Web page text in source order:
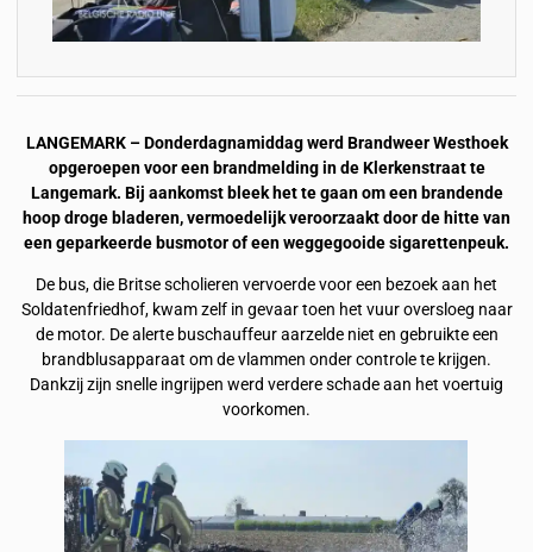
LANGEMARK – Donderdagnamiddag werd Brandweer Westhoek
opgeroepen voor een brandmelding in de Klerkenstraat te
Langemark. Bij aankomst bleek het te gaan om een brandende
hoop droge bladeren, vermoedelijk veroorzaakt door de hitte van
een geparkeerde busmotor of een weggegooide sigarettenpeuk.
De bus, die Britse scholieren vervoerde voor een bezoek aan het
Soldatenfriedhof, kwam zelf in gevaar toen het vuur oversloeg naar
de motor. De alerte buschauffeur aarzelde niet en gebruikte een
brandblusapparaat om de vlammen onder controle te krijgen.
Dankzij zijn snelle ingrijpen werd verdere schade aan het voertuig
voorkomen.